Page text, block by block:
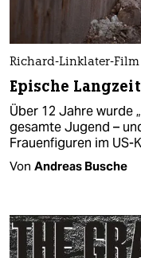
Richard-Linklater-
Epische
Über 12 Jahre wurde
gesamte Jugend –
Frauenfiguren im US-
Von Andreas Busche